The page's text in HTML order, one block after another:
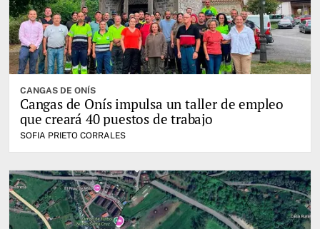
CANGAS DE ONÍS
Cangas de Onís impulsa un taller de empleo
que creará 40 puestos de trabajo
SOFIA PRIETO CORRALES